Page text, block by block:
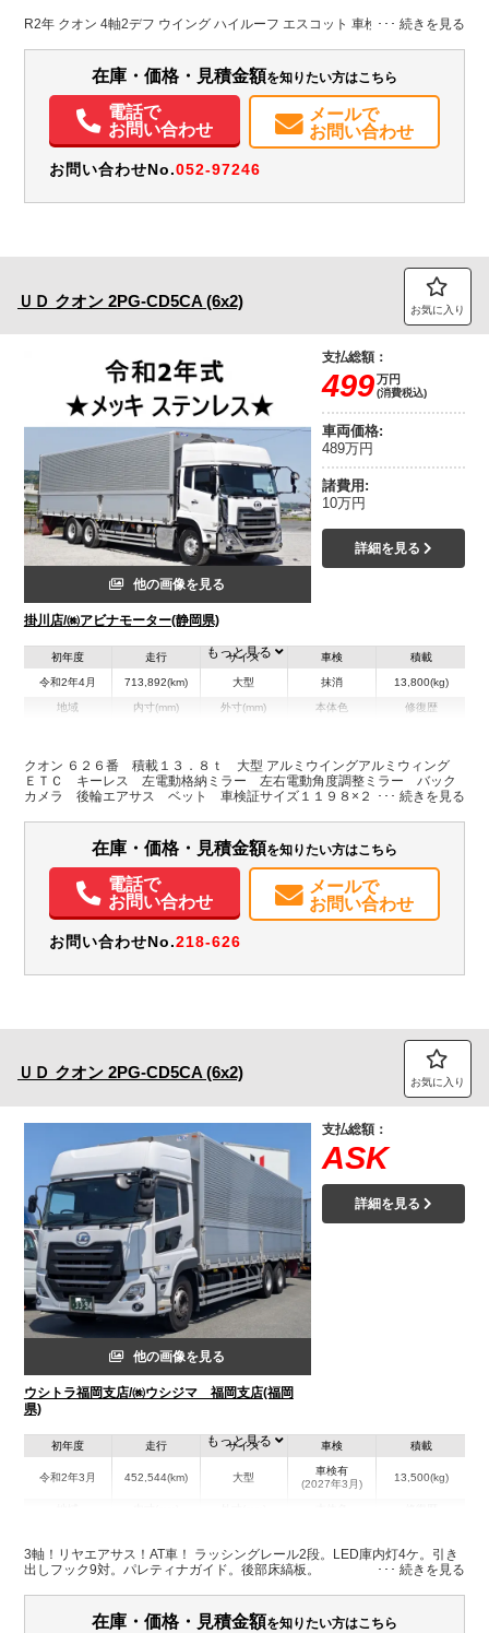
千葉県
W:2,400
H:2,640
- 無
R2年 クオン 4軸2デフ ウイング ハイルーフ エスコット 車検付
在庫・価格・見積金額を知りたい方はこちら
電話で
お問い合わせ
メールで
お問い合わせ
お問い合わせNo.052-97246
ＵＤ クオン 2PG-CD5CA (6x2) お気に入り
他の画像を見る
掛川店/㈱アビナモーター(静岡県)
支払総額：
499万円
(消費税込)
車両価格:
489万円
諸費用:
10万円
詳細を見る
初年度
令和2年4月
走行
713,892(km)
サイズ
大型
車検
抹消
積載
13,800(kg)
地域 内寸(mm)
H:2,500
外寸(mm)
H:3,770
本体色 修復歴
装備情報
電動格納ミラー
ETC バックモニター
もっと見る
クオン ６２６番 積載１３．８ｔ 大型 アルミウイングアルミウィング
ＥＴＣ キーレス 左電動格納ミラー 左右電動角度調整ミラー バック
カメラ 後輪エアサス ベット 車検証サイズ１１９８×２４９高３７７
在庫・価格・見積金額を知りたい方はこちら
電話で
お問い合わせ
メールで
お問い合わせ
お問い合わせNo.218-626
ＵＤ クオン 2PG-CD5CA (6x2) お気に入り
他の画像を見る
ウシトラ福岡支店/㈱ウシジマ 福岡支店(福岡
県)
支払総額：
ASK
詳細を見る
初年度
令和2年3月
走行
452,544(km)
サイズ
大型
車検
車検有
(2027年3月)
積載
13,500(kg)
福岡県
W:2,370
H:2,490
W:2,490
H:3,790
もっと見る
3軸！リヤエアサス！AT車！ ラッシングレール2段。LED庫内灯4ケ。引き
出しフック9対。パレティナガイド。後部床縞板。
在庫・価格・見積金額を知りたい方はこちら